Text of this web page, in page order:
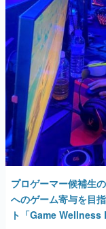
プロゲーマー候補生
へのゲーム寄与を目
ト「Game